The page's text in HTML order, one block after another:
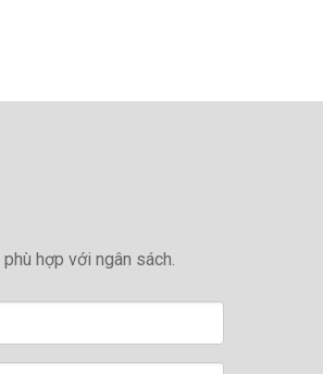
hợp với ngân sách.